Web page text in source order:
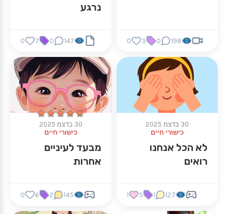
198
0
3
0
נרגע
147
0
7
0
30 בדצמ 2025
כישורי חיים
לא הכל אנחנו
רואים
127
1
5
1
★★★★★
★★★★★
30 בדצמ 2025
כישורי חיים
מבעד לעיניים
אחרות
145
2
6
0